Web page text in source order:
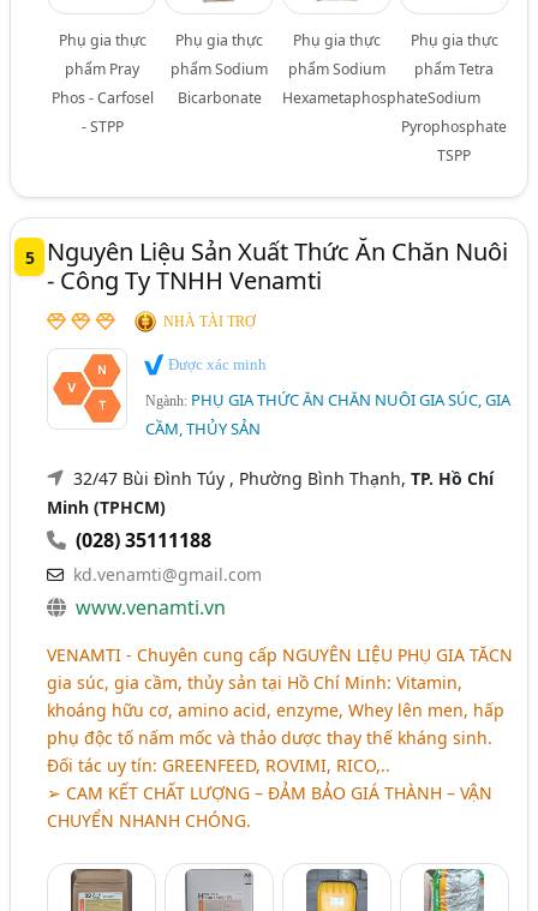
Phụ gia thực
phẩm Pray
Phos - Carfosel
- STPP
Phụ gia thực
phẩm Sodium
Bicarbonate
Phụ gia thực
phẩm Sodium
Hexametaphosphate
Phụ gia thực
phẩm Tetra
Sodium
Pyrophosphate
TSPP
5
Nguyên Liệu Sản Xuất Thức Ăn Chăn Nuôi
- Công Ty TNHH Venamti
NHÀ TÀI TRỢ
Được xác minh
Ngành: PHỤ GIA THỨC ĂN CHĂN NUÔI GIA SÚC, GIA
CẦM, THỦY SẢN
32/47 Bùi Đình Túy , Phường Bình Thạnh,TP. Hồ Chí
Minh (TPHCM)
(028) 35111188
kd.venamti@gmail.com
www.venamti.vn
VENAMTI - Chuyên cung cấp NGUYÊN LIỆU PHỤ GIA TĂCN
gia súc, gia cầm, thủy sản tại Hồ Chí Minh: Vitamin,
khoáng hữu cơ, amino acid, enzyme, Whey lên men, hấp
phụ độc tố nấm mốc và thảo dược thay thế kháng sinh.
Đối tác uy tín: GREENFEED, ROVIMI, RICO,..
➢CAM KẾT CHẤT LƯỢNG – ĐẢM BẢO GIÁ THÀNH – VẬN
CHUYỂN NHANH CHÓNG.